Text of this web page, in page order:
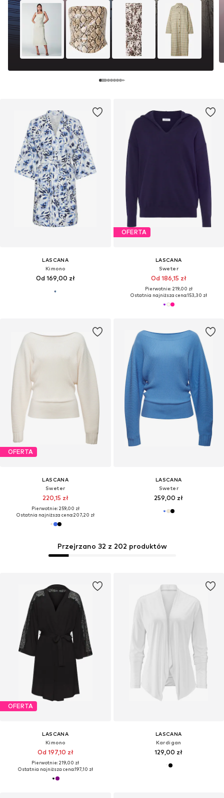
LASCANA
Kimono
Od 169,00 zł
OFERTA
LASCANA
Sweter
Od 186,15 zł
Pierwotnie: 219,00 zł
Ostatnia najniższa cena:153,30 zł
OFERTA
LASCANA
Sweter
220,15 zł
Pierwotnie: 259,00 zł
Ostatnia najniższa cena:207,20 zł
LASCANA
Sweter
259,00 zł
OFERTA
LASCANA
Kimono
Od 197,10 zł
Pierwotnie: 219,00 zł
Ostatnia najniższa cena:197,10 zł
Przejrzano 32 z 202 produktów
LASCANA
Kardigan
129,00 zł